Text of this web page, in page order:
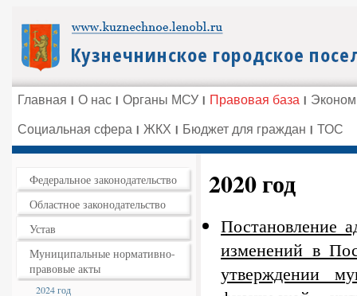
Главная О нас Органы МСУ Правовая база
Социальная сфера ЖКХ Бюджет для граждан ТОС
Федеральное законодательство
Областное законодательство
Устав
Муниципальные нормативно-
правовые акты
2024 год
2020 год
Постановление
изменений в
утверждении